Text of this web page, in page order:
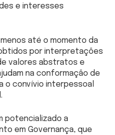
e interesses
até o momento da
por interpretações
valores abstratos e
na conformação de
o convívio interpessoal
potencializado a
em Governança, que